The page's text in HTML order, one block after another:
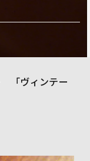
「ヴィンテー